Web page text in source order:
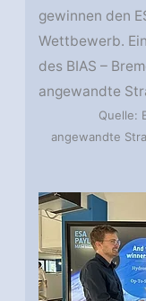
gewinnen den
Wettbewerb.
des BIAS –
angewandte
Quelle:
angewandte